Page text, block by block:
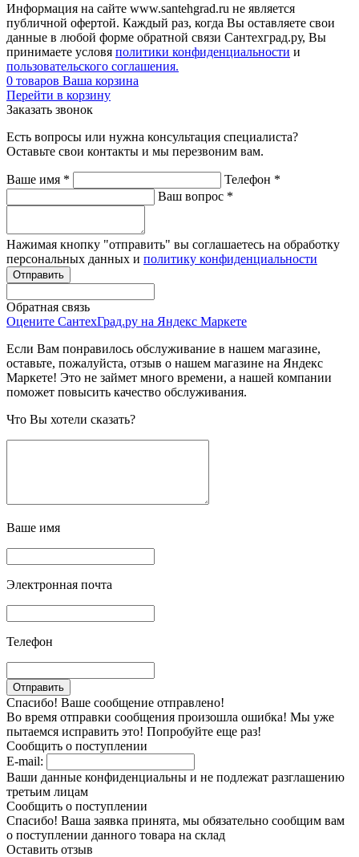
Информация на сайте www.santehgrad.ru не является
публичной офертой. Каждый раз, когда Вы оставляете свои
данные в любой форме обратной связи Сантехград.ру, Вы
принимаете условя политики конфиденциальности и
пользовательского соглашения.
0 товаров Ваша корзина
Перейти в корзину
Заказать звонок
Есть вопросы или нужна консультация специалиста?
Оставьте свои контакты и мы перезвоним вам.
Ваше имя * Телефон *
Ваш вопрос *
Нажимая кнопку "отправить" вы соглашаетесь на обработку
персональных данных и политику конфиденциальности
Обратная связь
Оцените СантехГрад.ру на Яндекс Маркете
Если Вам понравилось обслуживание в нашем магазине,
оставьте, пожалуйста, отзыв о нашем магазине на Яндекс
Маркете! Это не займет много времени, а нашей компании
поможет повысить качество обслуживания.
Что Вы хотели сказать?
Ваше имя
Электронная почта
Телефон
Спасибо! Ваше сообщение отправлено!
Во время отправки сообщения произошла ошибка! Мы уже
пытаемся исправить это! Попробуйте еще раз!
Сообщить о поступлении
E-mail:
Ваши данные конфиденциальны и не подлежат разглашению
третьим лицам
Сообщить о поступлении
Спасибо! Ваша заявка принята, мы обязательно сообщим вам
о поступлении данного товара на склад
Оставить отзыв